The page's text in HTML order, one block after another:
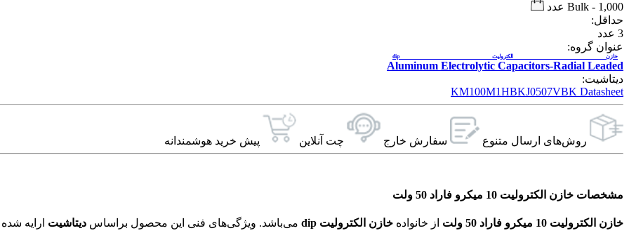
Bulk - 1,000 عدد
حداقل:
3 عدد
عنوان گروه:
Aluminum Electrolytic Capacitors-Radial Leaded
خازن الکترولیت dip
دیتاشیت:
KM100M1HBKJ0507VBK Datasheet
روش‌های ارسال‌ متنوع سفارش خارج چت آنلاین پیش خرید هوشمندانه
مشخصات خازن الکترولیت 10 میکرو فاراد 50 ولت
خازن الکترولیت 10 میکرو فاراد 50 ولت از خانواده خازن الکترولیت dip دیتاشیت ارایه